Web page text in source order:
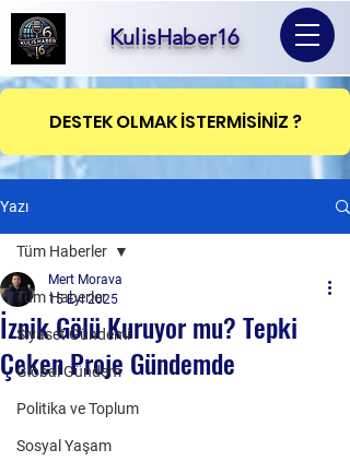
KulisHaber16
DESTEK OLMAK İSTERMİSİNİZ ?
Yazı
Tüm Haberler
Siyaset Gündemi
Global Gündem
Politika ve Toplum
Sosyal Yaşam
Tüm Haberler
İznik Gölü Kuruyor mu? Tepki
Çeken Proje Gündemde
Mert Morava
15 Eyl 2025